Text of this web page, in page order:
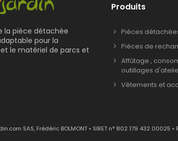
la pièce détachée
pour la
le matériel de parcs et
Produits
Pièces
Pièces de
Affûtage ,
outillages
Vêtements et
SAS, Frédéric BOLMONT • SIRET n° 802 179 432 00025 •